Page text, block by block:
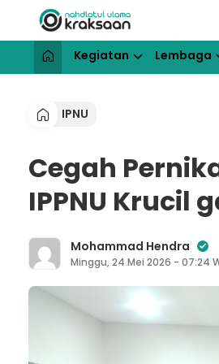
NU Kraksaan
Website Resmi Pengurus
Kegiatan Lembaga
IPNU
Cegah
IPPNU Krucil
Mohammad Hendra
Minggu, 24 Mei 2026 - 07:24